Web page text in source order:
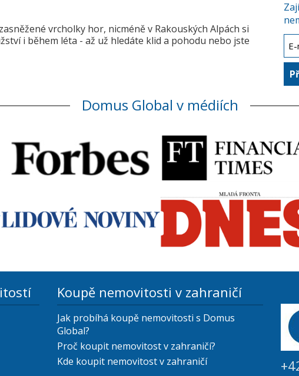
vrcholky hor, nicméně v Rakouských Alpách si
i během léta - až už hledáte klid a pohodu nebo jste
Domus Global v médiích
Koupě nemovitosti v zahraničí
Jak probíhá koupě nemovitosti s Domus
Global?
Proč koupit nemovitost v zahraničí?
Kde koupit nemovitost v zahraničí